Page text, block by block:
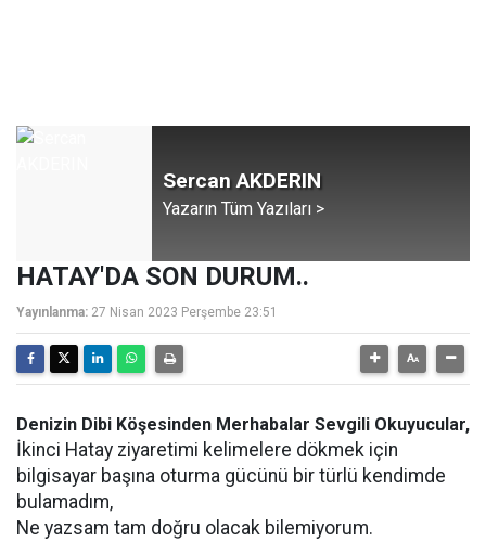
Sercan AKDERIN
Yazarın Tüm Yazıları >
HATAY'DA SON DURUM..
Yayınlanma: 27 Nisan 2023 Perşembe 23:51
Denizin Dibi Köşesinden Merhabalar Sevgili Okuyucular,
İkinci Hatay ziyaretimi kelimelere dökmek için
bilgisayar başına oturma gücünü bir türlü kendimde
bulamadım,
Ne yazsam tam doğru olacak bilemiyorum.